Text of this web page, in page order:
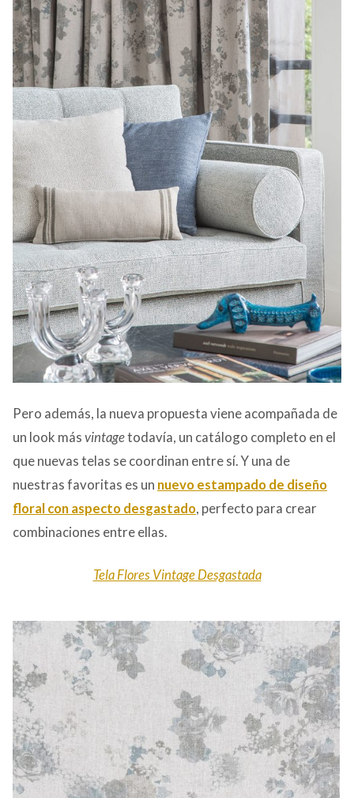
Pero además, la nueva propuesta viene acompañada de
un look másvintagetodavía, un catálogo completo en el
que nuevas telas se coordinan entre sí. Y una de
nuestras favoritas es un nuevo estampado de diseño
floralcon aspecto desgastado, perfecto para crear
combinaciones entre ellas.
Tela Flores Vintage Desgastada